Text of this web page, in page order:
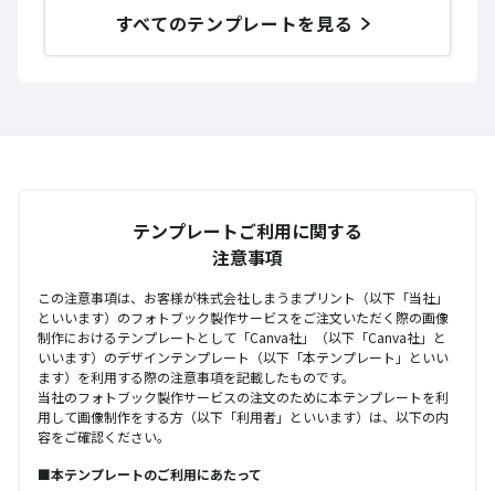
すべてのテンプレートを見る
テンプレートご利用に関する
注意事項
この注意事項は、お客様が株式会社しまうまプリント（以下「当社」
といいます）のフォトブック製作サービスをご注文いただく際の画像
制作におけるテンプレートとして「Canva社」（以下「Canva社」と
いいます）のデザインテンプレート（以下「本テンプレート」といい
ます）を利用する際の注意事項を記載したものです。
当社のフォトブック製作サービスの注文のために本テンプレートを利
用して画像制作をする方（以下「利用者」といいます）は、以下の内
容をご確認ください。
■本テンプレートのご利用にあたって